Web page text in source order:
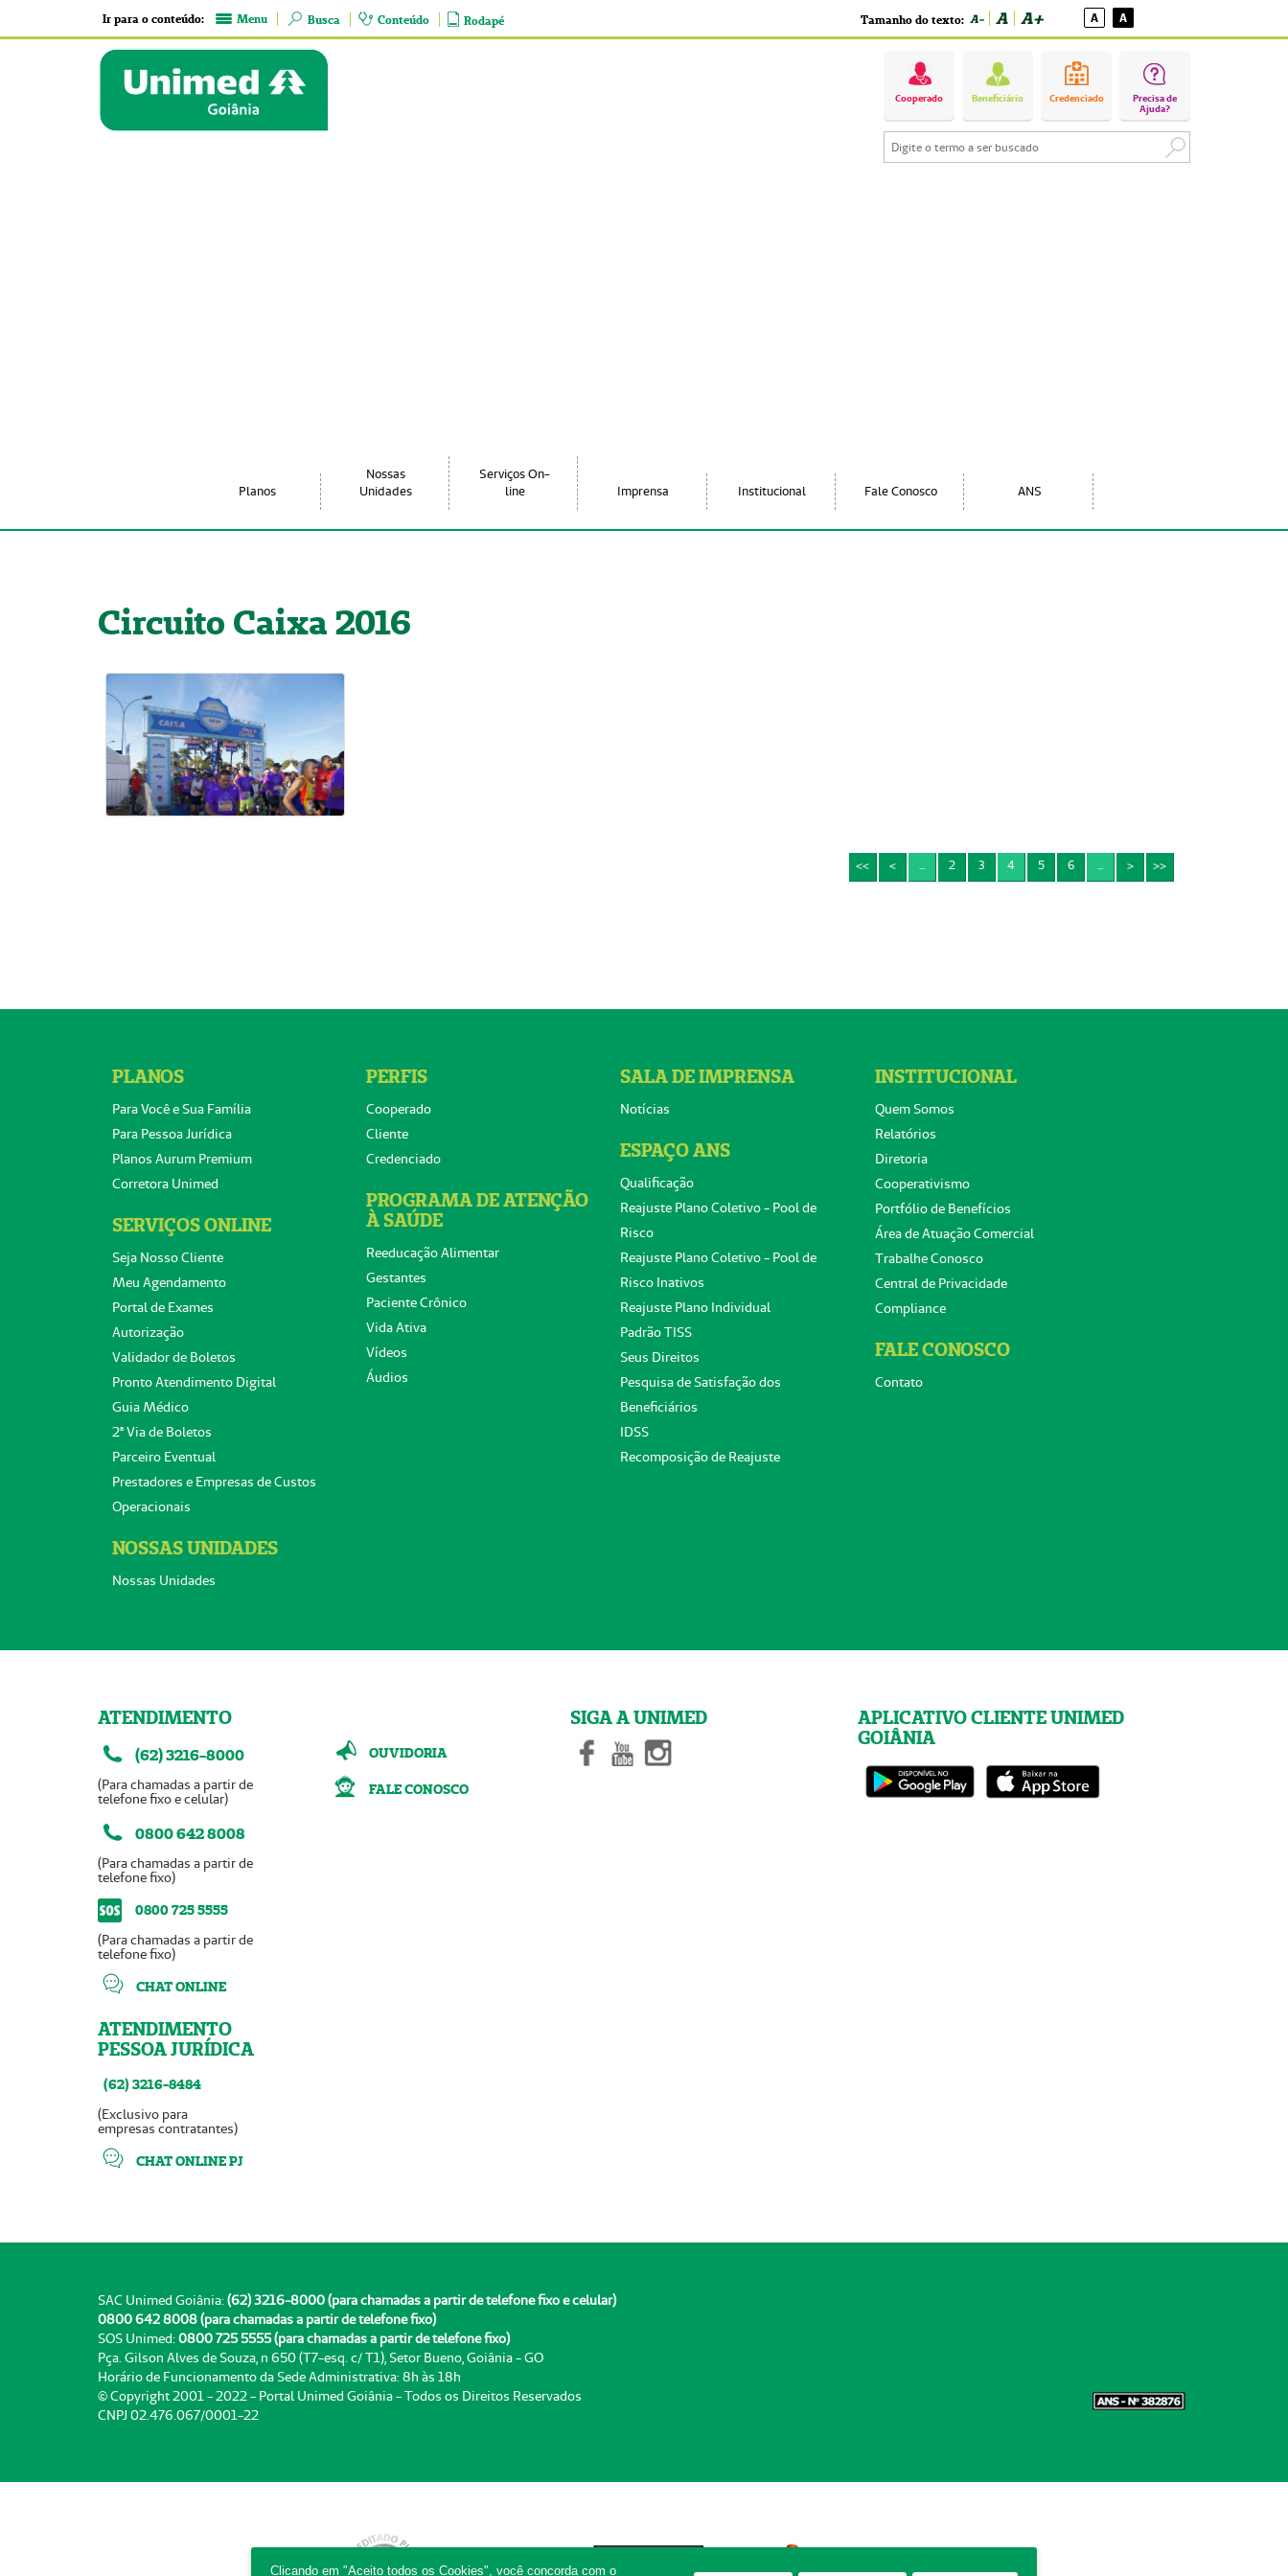
Ir para o conteúdo: Menu Busca Conteúdo Rodapé Tamanho do texto: A- A A+ A A
Cooperado Beneficiário Credenciado
Precisa de
Ajuda?
Planos
Nossas
Unidades
Serviços On-
line
Imprensa Institucional Fale Conosco ANS
Circuito Caixa 2016
<< < ... 2 3 4 5 6 ... > >>
PLANOS
Para Você e Sua Família
Para Pessoa Jurídica
Planos Aurum Premium
Corretora Unimed
SERVIÇOS ONLINE
Seja Nosso Cliente
Meu Agendamento
Portal de Exames
Autorização
Validador de Boletos
Pronto Atendimento Digital
Guia Médico
2ª Via de Boletos
Parceiro Eventual
Prestadores e Empresas de Custos
Operacionais
NOSSAS UNIDADES
Nossas Unidades
PERFIS
Cooperado
Cliente
Credenciado
PROGRAMA DE ATENÇÃO
À SAÚDE
Reeducação Alimentar
Gestantes
Paciente Crônico
Vida Ativa
Vídeos
Áudios
SALA DE IMPRENSA
Notícias
ESPAÇO ANS
Qualificação
Reajuste Plano Coletivo - Pool de
Risco
Reajuste Plano Coletivo - Pool de
Risco Inativos
Reajuste Plano Individual
Padrão TISS
Seus Direitos
Pesquisa de Satisfação dos
Beneficiários
IDSS
Recomposição de Reajuste
INSTITUCIONAL
Quem Somos
Relatórios
Diretoria
Cooperativismo
Portfólio de Benefícios
Área de Atuação Comercial
Trabalhe Conosco
Central de Privacidade
Compliance
FALE CONOSCO
Contato
ATENDIMENTO
(62) 3216-8000
(Para chamadas a partir de
telefone fixo e celular)
0800 642 8008
(Para chamadas a partir de
telefone fixo)
0800 725 5555
(Para chamadas a partir de
telefone fixo)
CHAT ONLINE
ATENDIMENTO
PESSOA JURÍDICA
(62) 3216-8484
(Exclusivo para
empresas contratantes)
CHAT ONLINE PJ
OUVIDORIA
FALE CONOSCO
SIGA A UNIMED
APLICATIVO CLIENTE UNIMED
GOIÂNIA
SAC Unimed Goiânia: (62) 3216-8000 (para chamadas a partir de telefone fixo e celular)
0800 642 8008 (para chamadas a partir de telefone fixo)
SOS Unimed: 0800 725 5555 (para chamadas a partir de telefone fixo)
Pça. Gilson Alves de Souza, n 650 (T7-esq. c/ T1), Setor Bueno, Goiânia - GO
Horário de Funcionamento da Sede Administrativa: 8h às 18h
© Copyright 2001 - 2022 - Portal Unimed Goiânia - Todos os Direitos Reservados
CNPJ 02.476.067/0001-22
Clicando em "Aceito todos os Cookies", você concorda com o